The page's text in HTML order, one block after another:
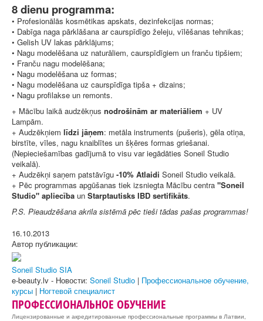
8 dienu programma:
• Profesionālās kosmētikas apskats, dezinfekcijas normas;
• Dabīga naga pārklāšana ar caurspīdīgo želeju, vīlēšanas tehnikas;
• Gelish UV lakas pārklājums;
• Nagu modelēšana uz naturāliem, caurspīdīgiem un franču tipšiem;
• Franču nagu modelēšana;
• Nagu modelēšana uz formas;
• Nagu modelēšana uz caurspīdīga tipša + dizains;
• Nagu profilakse un remonts.
+ Mācību laikā audzēkņus nodrošinām ar materiāliem + UV
Lampām.
+ Audzēkņiem līdzi jāņem: metāla instruments (pušeris), gēla otiņa,
birstīte, vīles, nagu knaiblītes un šķēres formas griešanai.
(Nepieciešamības gadījumā to visu var iegādāties Soneil Studio
veikalā).
+ Audzēkņi saņem patstāvīgu -10% Atlaidi Soneil Studio veikalā.
+ Pēc programmas apgūšanas tiek izsniegta Mācību centra "Soneil
Studio" apliecība un Starptautisks IBD sertifikāts.
P.S. Pieaudzēšana akrila sistēmā pēc tieši tādas pašas programmas!
16.10.2013
Автор публикации:
Soneil Studio SIA
e-beauty.lv - Новости: Soneil Studio | Профессиональное обучение,
курсы | Ногтевой специалист
ПРОФЕССИОНАЛЬНОЕ ОБУЧЕНИЕ
Лицензированные и акредитированные профессиональные программы в Латвии,